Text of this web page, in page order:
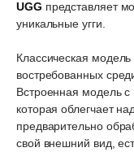
UGG представляет
уникальные угги.
Классическая модель
востребованных
Встроенная модель
которая облегчает
предварительно
свой внешний вид,